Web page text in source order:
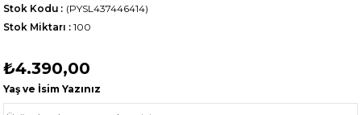
(PYSL437446414)
Stok Kodu
Stok Miktarı : 100
₺4.390,00
Yaş ve İsim Yazınız